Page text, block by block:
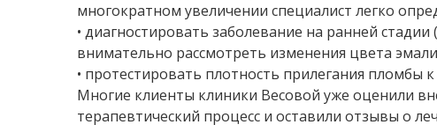
многократном увеличении специалист легко
• диагностировать заболевание на ранней
внимательно рассмотреть изменения цвета
• протестировать плотность прилегания пломбы к
Многие клиенты клиники Весовой уже оценили
терапевтический процесс и оставили отзывы о